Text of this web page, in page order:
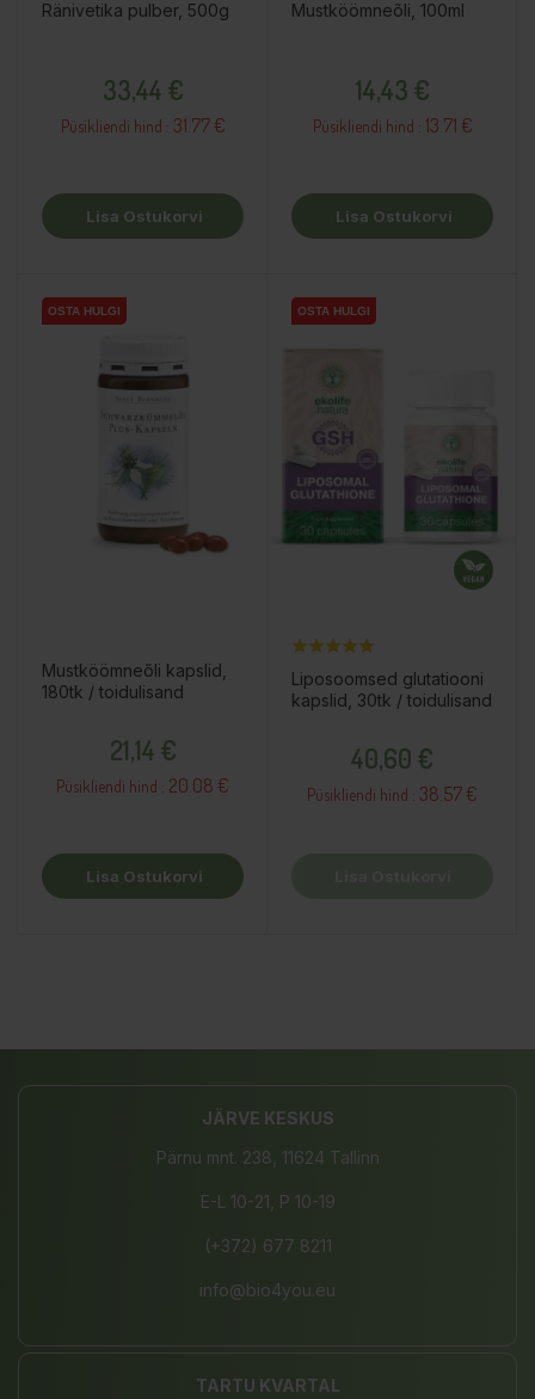
Ränivetika pulber, 500g
33,44 €
Püsikliendi hind : 31.77 €
Lisa Ostukorvi
Mustköömneõli, 100ml
14,43 €
Püsikliendi hind : 13.71 €
Lisa Ostukorvi
OSTA HULGI
OSTA HULGI
Mustköömneõli kapslid,
180tk / toidulisand
21,14 €
Püsikliendi hind : 20.08 €
Lisa Ostukorvi
OSTA HULGI
OSTA HULGI
Liposoomsed glutatiooni
kapslid, 30tk / toidulisand
40,60 €
Püsikliendi hind : 38.57 €
JÄRVE KESKUS
Pärnu mnt. 238, 11624 Tallinn
E-L 10-21, P 10-19
(+372) 677 8211
info@bio4you.eu
TARTU KVARTAL